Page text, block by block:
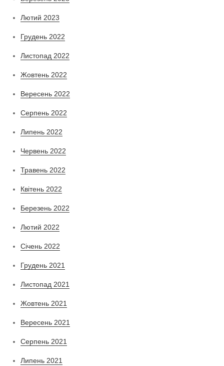
Лютий 2023
Грудень 2022
Листопад 2022
Жовтень 2022
Вересень 2022
Серпень 2022
Липень 2022
Червень 2022
Травень 2022
Квітень 2022
Березень 2022
Лютий 2022
Січень 2022
Грудень 2021
Листопад 2021
Жовтень 2021
Вересень 2021
Серпень 2021
Липень 2021